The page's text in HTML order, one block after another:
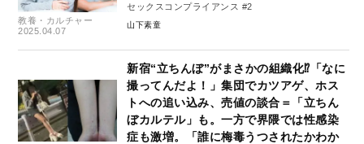
教養・カルチャー
2025.04.07
セックスコンプライアンス #2
山下素童
新宿“立ちんぼ”がまさかの組織化⁉「なに
撮ってんだよ！」集団でカツアゲ、ホス
トへの追い込み、売値の談合＝「立ちん
ぼカルテル」も。一方で界隈では性感染
症も激増。「誰に梅毒うつされたかわか